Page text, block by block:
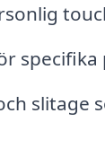
specifika
slitage